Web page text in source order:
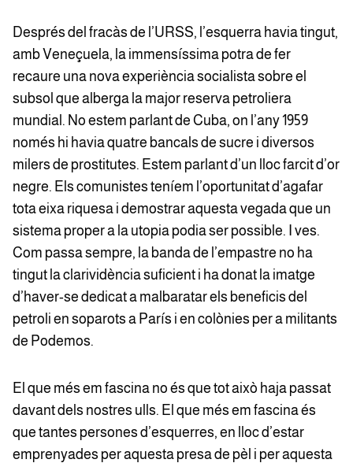
Després del fracàs de l’URSS, l’esquerra havia tingut,
amb Veneçuela, la immensíssima potra de fer
recaure una nova experiència socialista sobre el
subsol que alberga la major reserva petroliera
mundial. No estem parlant de Cuba, on l’any 1959
només hi havia quatre bancals de sucre i diversos
milers de prostitutes. Estem parlant d’un lloc farcit d’or
negre. Els comunistes teníem l’oportunitat d’agafar
tota eixa riquesa i demostrar aquesta vegada que un
sistema proper a la utopia podia ser possible. I ves.
Com passa sempre, la banda de l’empastre no ha
tingut la clarividència suficient i ha donat la imatge
d’haver-se dedicat a malbaratar els beneficis del
petroli en soparots a París i en colònies per a militants
de Podemos.
El que més em fascina no és que tot això haja passat
davant dels nostres ulls. El que més em fascina és
que tantes persones d’esquerres, en lloc d’estar
emprenyades per aquesta presa de pèl i per aquesta